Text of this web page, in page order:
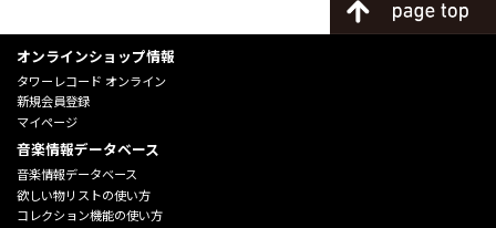
オンラインショップ情報
タワーレコード オンライン
新規会員登録
マイページ
音楽情報データベース
音楽情報データベース
欲しい物リストの使い方
コレクション機能の使い方